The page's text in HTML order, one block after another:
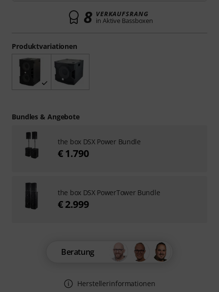
Produktvariationen
8 VERKAUFSRANG
in Aktive Bassboxen
Beratung
Herstellerinformationen
Bundles & Angebote
the box DSX Power Bundle
€ 1.790
the box DSX PowerTower Bundle
€ 2.999